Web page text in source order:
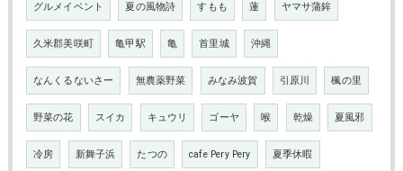
グルメイベント 夏の風物詩 すもも 蓮 ヤマサ蒲鉾
久米郡美咲町 亀甲駅 亀 首里城 沖縄
なんくるないさー 無農薬野菜 みなみ波賀 引原川 楓の里
野菜の花 スイカ キュウリ ゴーヤ 喉 乾燥 夏風邪
冷房 新舞子浜 たつの cafe Pery Pery 夏季休暇